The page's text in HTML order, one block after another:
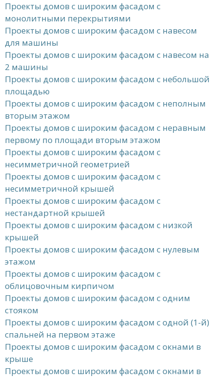
Проекты домов с широким фасадом с
монолитными перекрытиями
Проекты домов с широким фасадом с навесом
для машины
Проекты домов с широким фасадом с навесом на
2 машины
Проекты домов с широким фасадом с небольшой
площадью
Проекты домов с широким фасадом с неполным
вторым этажом
Проекты домов с широким фасадом с неравным
первому по площади вторым этажом
Проекты домов с широким фасадом с
несимметричной геометрией
Проекты домов с широким фасадом с
несимметричной крышей
Проекты домов с широким фасадом с
нестандартной крышей
Проекты домов с широким фасадом с низкой
крышей
Проекты домов с широким фасадом с нулевым
этажом
Проекты домов с широким фасадом с
облицовочным кирпичом
Проекты домов с широким фасадом с одним
стояком
Проекты домов с широким фасадом с одной (1-й)
спальней на первом этаже
Проекты домов с широким фасадом с окнами в
крыше
Проекты домов с широким фасадом с окнами в